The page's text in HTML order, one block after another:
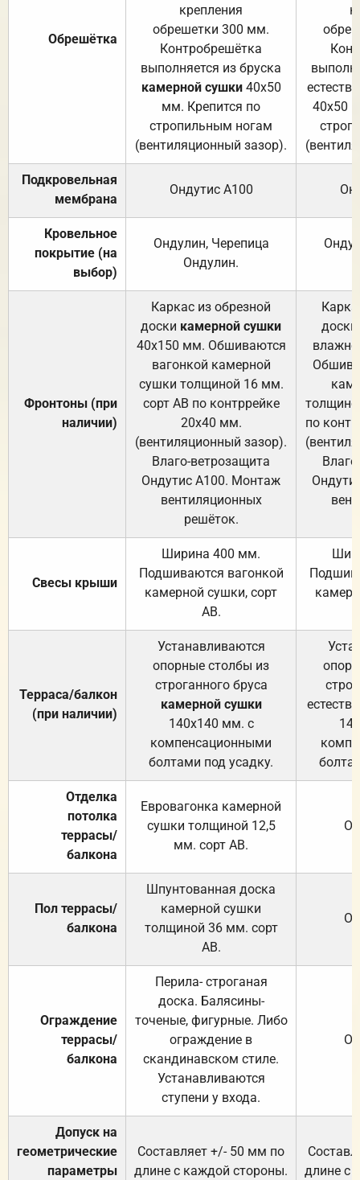
Обрешётка
крепления
обрешетки 300 мм.
Контробрешётка
выполняется из бруска
камерной сушки40х50
мм. Крепится по
стропильным ногам
(вентиляционный зазор).
40х50
Подкровельная
мембрана
Ондутис А100
Кровельное
покрытие (на
выбор)
Ондулин, Черепица
Ондулин.
Фронтоны (при
наличии)
Каркас из обрезной
доски камерной сушки
40х150 мм. Обшиваются
вагонкой камерной
сушки толщиной 16 мм.
сорт АВ по контррейке
20х40 мм.
(вентиляционный зазор).
Влаго-ветрозащита
Ондутис А100. Монтаж
вентиляционных
решёток.
доски
по
Свесы крыши
Ширина 400 мм.
Подшиваются вагонкой
камерной сушки, сорт
АВ.
Терраса/балкон
(при наличии)
Устанавливаются
опорные столбы из
строганного бруса
камерной сушки
140х140 мм. с
компенсационными
болтами под усадку.
Отделка
потолка
террасы/
балкона
Евровагонка камерной
сушки толщиной 12,5
мм. сорт АВ.
Пол террасы/
балкона
Шпунтованная доска
камерной сушки
толщиной 36 мм. сорт
АВ.
Ограждение
террасы/
балкона
Перила- строганая
доска. Балясины-
точеные, фигурные. Либо
ограждение в
скандинавском стиле.
Устанавливаются
ступени у входа.
Допуск на
геометрические
параметры
Составляет +/- 50 мм по
длине с каждой стороны.
длине с